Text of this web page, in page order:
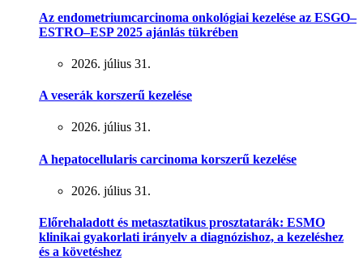
Az endometriumcarcinoma onkológiai kezelése az ESGO–
ESTRO–ESP 2025 ajánlás tükrében
2026. július 31.
A veserák korszerű kezelése
2026. július 31.
A hepatocellularis carcinoma korszerű kezelése
2026. július 31.
Előrehaladott és metasztatikus prosztatarák: ESMO
klinikai gyakorlati irányelv a diagnózishoz, a kezeléshez
és a követéshez